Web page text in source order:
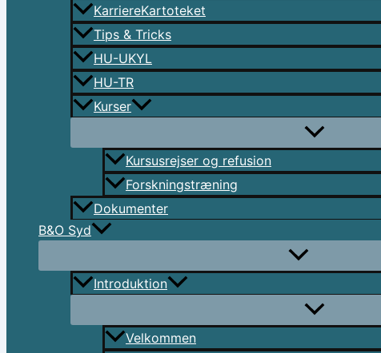
KarriereKartoteket
Tips & Tricks
HU-UKYL
HU-TR
Kurser
Kursusrejser og refusion
Forskningstræning
Dokumenter
B&O Syd
Introduktion
Velkommen